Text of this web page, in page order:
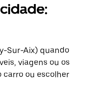
Sur-Aix) quando
viagens ou os
carro ou escolher